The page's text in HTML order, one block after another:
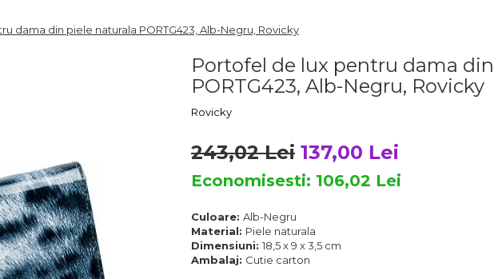
dama din piele naturala PORTG423, Alb-Negru, Rovicky
Portofel de lux pentru dama
PORTG423, Alb-Negru, Rovicky
Rovicky
243,02 Lei 137,00 Lei
Economisesti: 106,02 Lei
Culoare: Alb-Negru
Material: Piele naturala
Dimensiuni: 18,5 x 9 x 3,5 cm
Ambalaj: Cutie carton